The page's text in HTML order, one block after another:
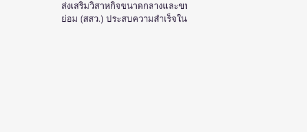
สร้างมูลค่าเศรษฐกิจ
ส่งเสริมวิสาหกิจขนาดกลางและขนาด
ย่อม (สสว.) ประสบความสำเร็จใน